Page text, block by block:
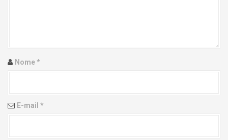
i
n
Nome*
E-mail *